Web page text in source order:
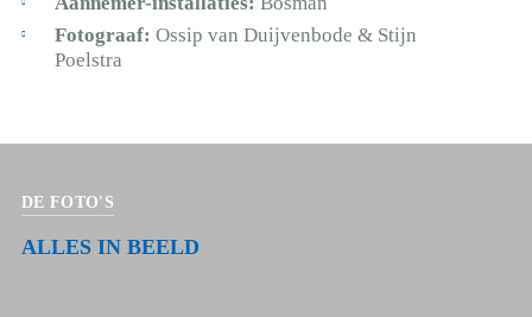
Fotograaf: Ossip van Duijvenbode & Stijn
Poelstra
DE FOTO'S
ALLES IN BEELD